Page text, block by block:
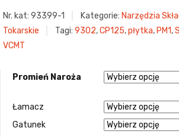
Nr. kat: 93399-1 Kategorie: Narzędzia
Tokarskie
Tagi: 9302,CP125,płytka, PM1,
VCMT
Promień Naroża
Łamacz
Gatunek